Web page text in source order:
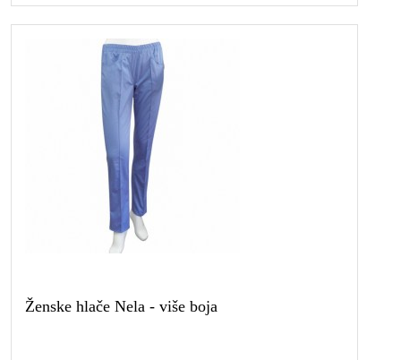
Ženske hlače Nela - više boja